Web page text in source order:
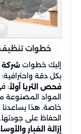
خطوات تنظيف
إليك خطوات شركة
بكل دقة واحترافية:
فحص الثريا أولاً:
المواد المصنوعة
خاصة. هذا
الحفاظ على جودتها.
إزالة الغبار